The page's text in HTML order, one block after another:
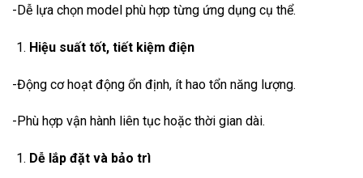
-Dễ lựa chọn model phù hợp từng ứng dụng cụ thể.
Hiệu suất tốt, tiết kiệm điện
-Động cơ hoạt động ổn định, ít hao tổn năng lượng.
-Phù hợp vận hành liên tục hoặc thời gian dài.
Dễ lắp đặt và bảo trì